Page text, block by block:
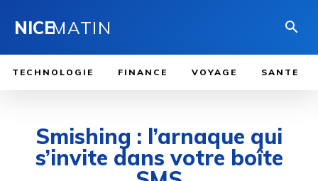
NICEMATIN
TECHNOLOGIE FINANCE VOYAGE SANTE
Smishing : l’arnaque qui
s’invite dans votre boîte